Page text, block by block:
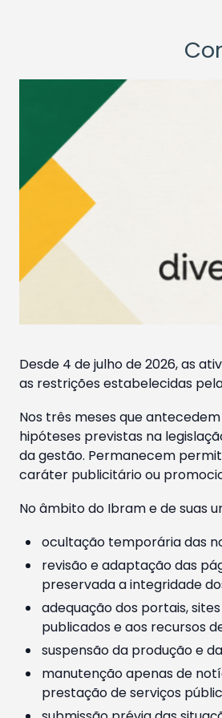
Desde 4 de julho de 2026, as
as restrições estabelecidas
Nos três meses que
hipóteses previstas na
da gestão. Permanecem
caráter publicitário ou
No âmbito do Ibram e de suas
ocultação temporária das
revisão e adaptação das
preservada a integridade
adequação dos portais,
publicados e aos recursos
suspensão da produção e
manutenção apenas de
prestação de serviços